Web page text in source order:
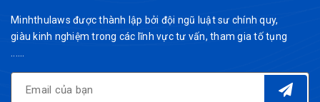
Minhthulaws được thành lập bởi đội ngũ luật sư chính quy,
giàu kinh nghiệm trong các lĩnh vực tư vấn, tham gia tố tụng
......